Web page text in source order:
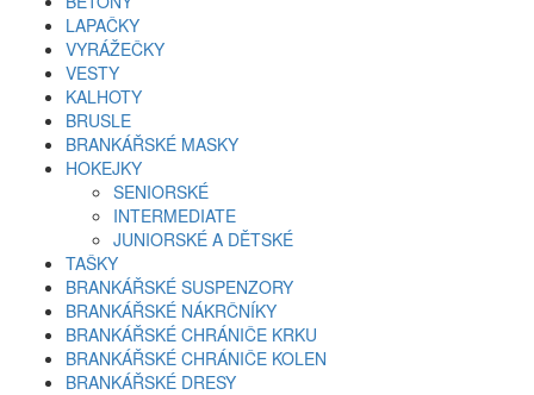
LAPAČKY
VYRÁŽEČKY
VESTY
KALHOTY
BRUSLE
BRANKÁŘSKÉ MASKY
HOKEJKY
SENIORSKÉ
INTERMEDIATE
JUNIORSKÉ A DĚTSKÉ
TAŠKY
BRANKÁŘSKÉ SUSPENZORY
BRANKÁŘSKÉ NÁKRČNÍKY
BRANKÁŘSKÉ CHRÁNIČE KRKU
BRANKÁŘSKÉ CHRÁNIČE KOLEN
BRANKÁŘSKÉ DRESY